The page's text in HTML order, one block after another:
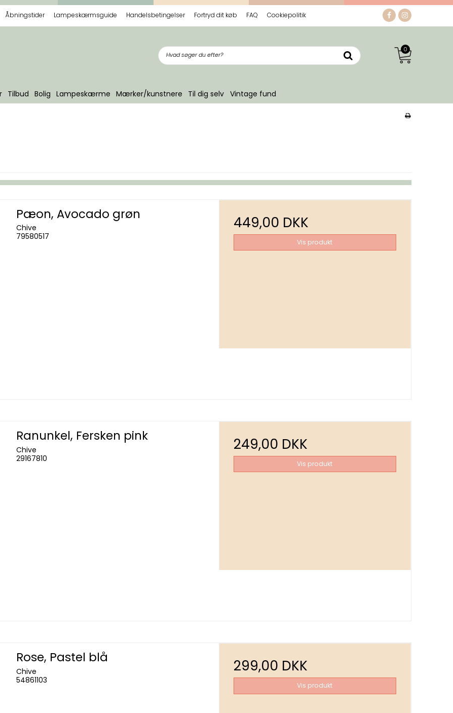
Åbningstider Lampeskærmsguide Handelsbetingelser Fortryd dit køb FAQ Cookiepolitik
0
Tilbud Bolig Lampeskærme Mærker/kunstnere Til dig selv Vintage fund
Pæon, Avocado grøn
Chive
79580517
449,00 DKK
Vis produkt
Ranunkel, Fersken pink
Chive
29167810
249,00 DKK
Vis produkt
Rose, Pastel blå
Chive
54861103
299,00 DKK
Vis produkt